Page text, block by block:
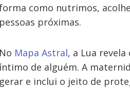
como nutrimos,
pessoas próximas.
No Mapa Astral, a Lua
íntimo de alguém. A
gerar e inclui o jeito de